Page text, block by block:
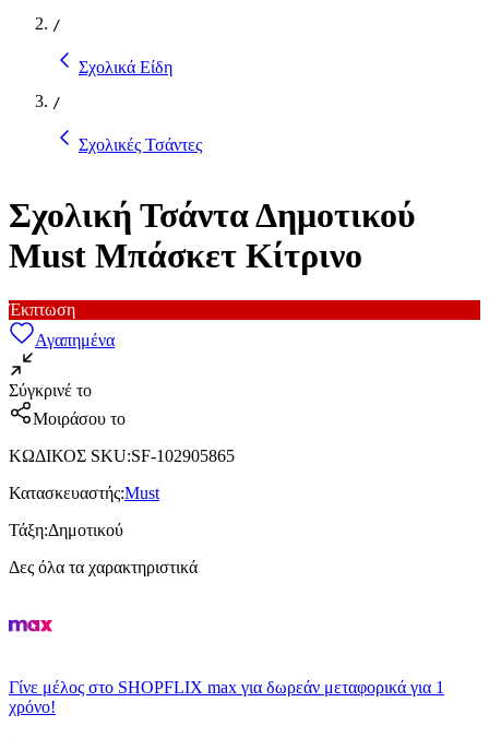
/
Σχολικά Είδη
/
Σχολικές Τσάντες
Σχολική Τσάντα Δημοτικού
Must Μπάσκετ Κίτρινο
Έκπτωση
Αγαπημένα
Σύγκρινέ το
Μοιράσου το
ΚΩΔΙΚΟΣ SKU:SF-102905865
Κατασκευαστής:Must
Τάξη:Δημοτικού
Δες όλα τα χαρακτηριστικά
Γίνε μέλος στο SHOPFLIX max για δωρεάν μεταφορικά για 1
χρόνο!